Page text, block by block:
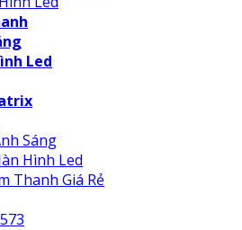
Led
Sáng
Hình Led
Thanh Giá Rẻ